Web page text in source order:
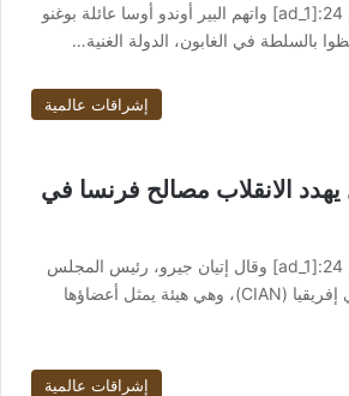
من صحيفة اشراق العالم 24:[ad_1] واتهم البير أوندو أوسا عائلة بوغنو
بالسلطة في الغابون، الدولة الغنية…
إشراقات عالمية
الانقلاب مصالح فرنسا في
من صحيفة اشراق العالم 24:[ad_1] وقال إتيان جيرو، رئيس المجلس
الفرنسي للمستثمرين في إفريقيا (CIAN)، وهي هيئة يمثل أعضاؤها
إشراقات عالمية